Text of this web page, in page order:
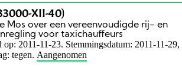
XII-40)
Mos over een vereenvoudigde rij- en
voor taxichauffeurs
op: 2011-11-23. Stemmingsdatum: 2011-11-29,
tegen. Aangenomen